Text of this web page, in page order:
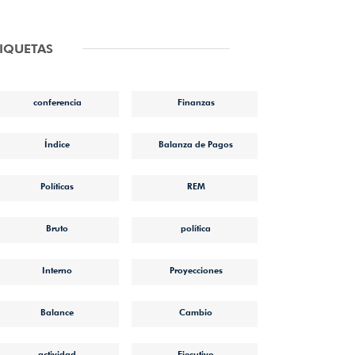
conferencia Finanzas
Índice Balanza de Pagos
Políticas REM
Bruto política
Interno Proyecciones
Balance Cambio